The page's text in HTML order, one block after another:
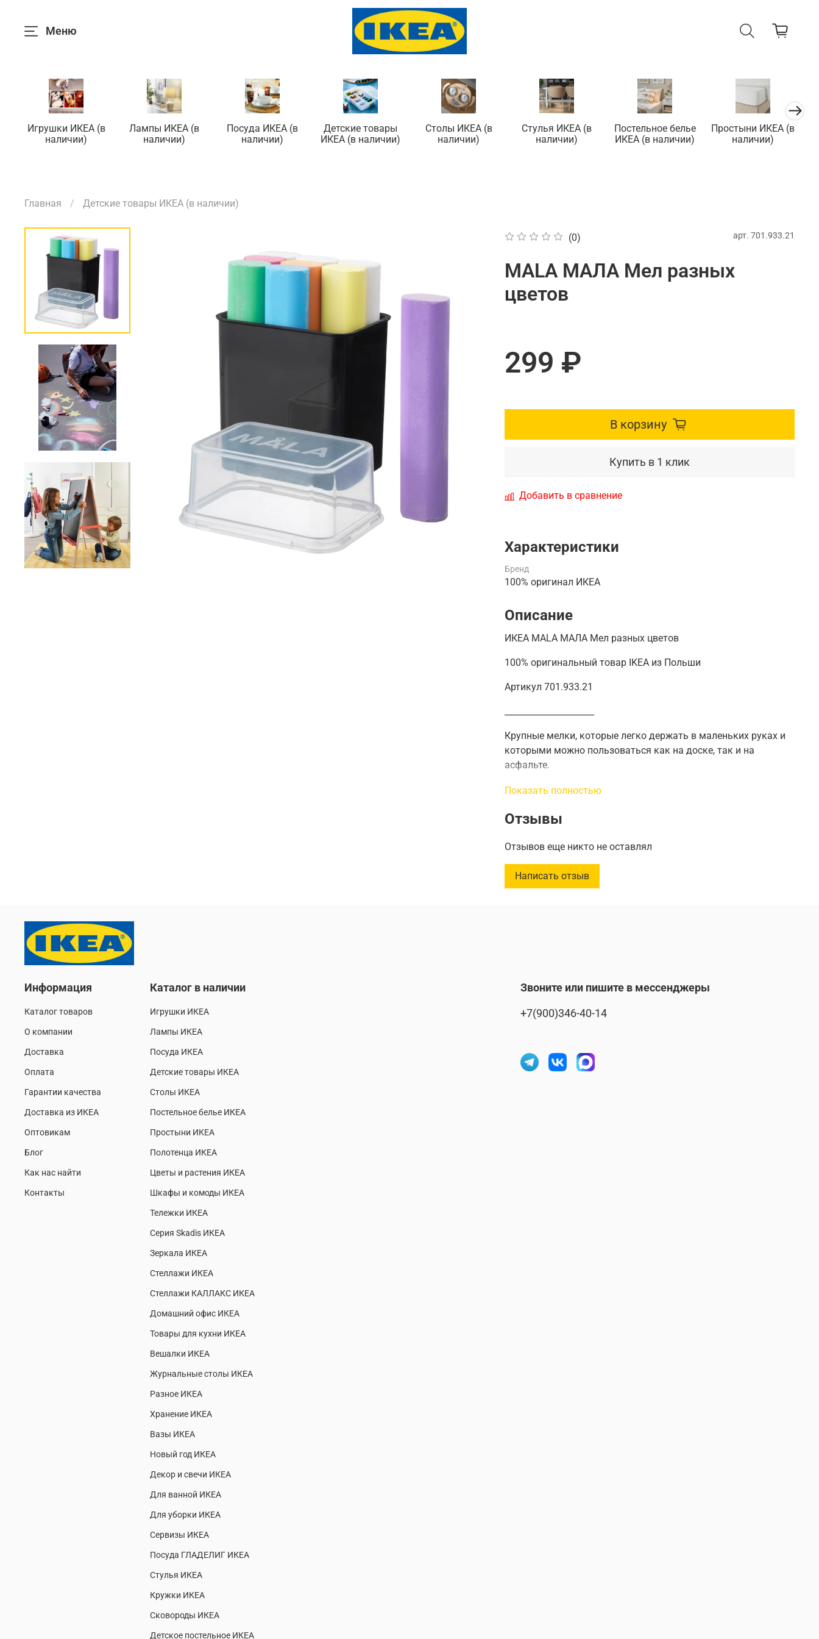
Меню
Игрушки ИКЕА (в
наличии)
Лампы ИКЕА (в
наличии)
Посуда ИКЕА (в
наличии)
Детские товары
ИКЕА (в наличии)
Столы ИКЕА (в
наличии)
Стулья ИКЕА (в
наличии)
Постельное белье
ИКЕА (в наличии)
Простыни ИКЕА (в
наличии)
Главная Детские товары ИКЕА (в наличии)
(0) арт. 701.933.21
МАLA МАЛА Мел разных
цветов
299 ₽
В корзину
Купить в 1 клик
Добавить в сравнение
Характеристики
Бренд
100% оригинал ИКЕА
Описание
ИКЕА МАLA МАЛА Мел разных цветов
100% оригинальный товар IKEA из Польши
Артикул 701.933.21
Крупные мелки, которые легко держать в маленьких руках и
которыми можно пользоваться как на доске, так и на
асфальте.
Длина:8,5 см
Количество в упаковке
Разноцветные мелки от IKEA – яркий мир творчества для
вашего ребенка! Яркие цвета и удобная форма идеально
подходят для детских рук. Развивайте фантазию малыша,
Показать полностью
Отзывы
Отзывов еще никто не оставлял
Написать отзыв
Информация
Каталог товаров
О компании
Доставка
Оплата
Гарантии качества
Доставка из ИКЕА
Оптовикам
Блог
Как нас найти
Контакты
Каталог в наличии
Игрушки ИКЕА
Лампы ИКЕА
Посуда ИКЕА
Детские товары ИКЕА
Столы ИКЕА
Постельное белье ИКЕА
Простыни ИКЕА
Полотенца ИКЕА
Цветы и растения ИКЕА
Шкафы и комоды ИКЕА
Тележки ИКЕА
Серия Skadis ИКЕА
Зеркала ИКЕА
Стеллажи ИКЕА
Стеллажи КАЛЛАКС ИКЕА
Домашний офис ИКЕА
Товары для кухни ИКЕА
Вешалки ИКЕА
Журнальные столы ИКЕА
Разное ИКЕА
Хранение ИКЕА
Вазы ИКЕА
Новый год ИКЕА
Декор и свечи ИКЕА
Для ванной ИКЕА
Для уборки ИКЕА
Сервизы ИКЕА
Посуда ГЛАДЕЛИГ ИКЕА
Стулья ИКЕА
Кружки ИКЕА
Сковороды ИКЕА
Детское постельное ИКЕА
Звоните или пишите в мессенджеры
+7(900)346-40-14